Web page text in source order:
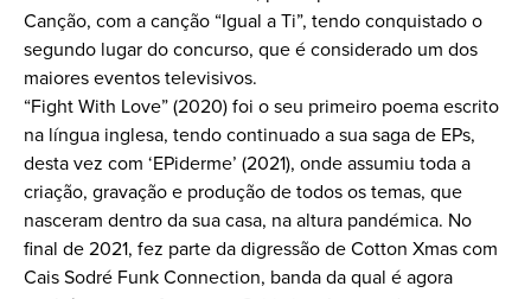
Canção, com a canção “Igual a Ti”, tendo conquistado o
segundo lugar do concurso, que é considerado um dos
maiores eventos televisivos.
“Fight With Love” (2020) foi o seu primeiro poema escrito
na língua inglesa, tendo continuado a sua saga de EPs,
desta vez com ‘EPiderme’ (2021), onde assumiu toda a
criação, gravação e produção de todos os temas, que
nasceram dentro da sua casa, na altura pandémica. No
final de 2021, fez parte da digressão de Cotton Xmas com
Cais Sodré Funk Connection, banda da qual é agora